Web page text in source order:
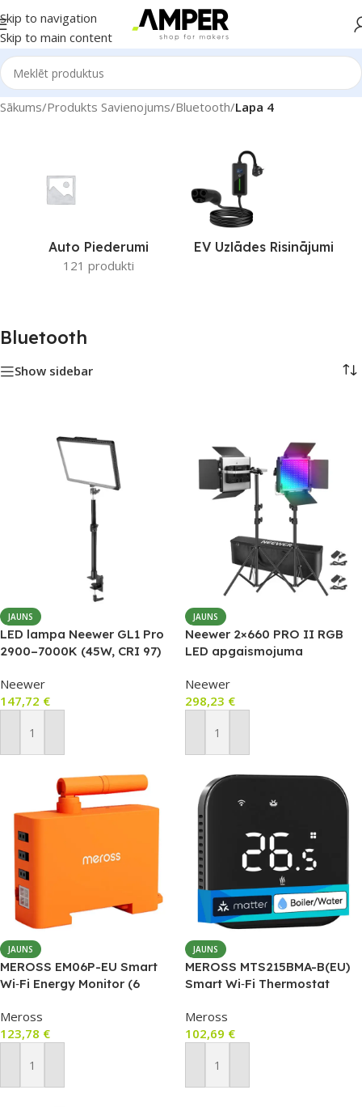
Skip to navigation
Skip to main content
Sākums/Produkts Savienojums/Bluetooth/Lapa 4
Auto Piederumi
121 produkti
EV Uzlādes Risinājumi
Bluetooth
Show sidebar
JAUNS
LED lampa Neewer GL1 Pro
2900–7000K (45W, CRI 97)
Neewer
147,72 €
Pievienot Grozam
JAUNS
Neewer 2×660 PRO II RGB
LED apgaismojuma
200 cm)
Neewer
298,23 €
Pievienot Grozam
JAUNS
MEROSS EM06P-EU Smart
Wi‑Fi Energy Monitor (6
Meross
123,78 €
Pievienot Grozam
JAUNS
MEROSS MTS215BMA-B(EU)
Smart Wi‑Fi Thermostat
Meross
102,69 €
Pievienot Grozam